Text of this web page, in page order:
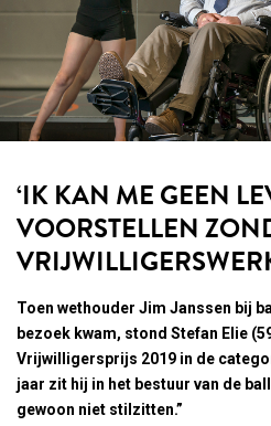
‘IK KAN ME GEEN
VOORSTELLEN
Toen wethouder Jim Janssen bij
bezoek kwam, stond Stefan Elie
Vrijwilligersprijs 2019 in de
jaar zit hij in het bestuur van de
gewoon niet stilzitten.”